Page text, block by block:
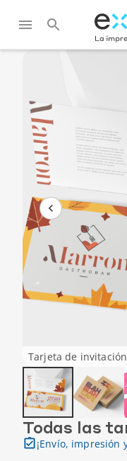
Tarjeta de invitación
Todas las
¡Envío, impresión